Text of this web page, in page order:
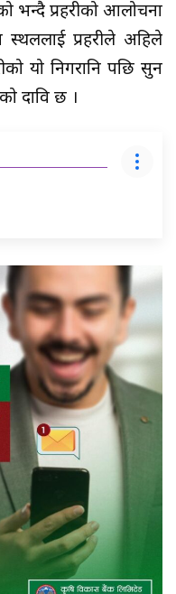
भन्दै प्रहरीको आलोचना
स्थललाई प्रहरीले अहिले
यो निगरानि पछि सुन
दावि छ ।